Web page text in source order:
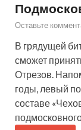
Оставьте
В грядущей
сможет
Отрезов.
годы, левый
составе